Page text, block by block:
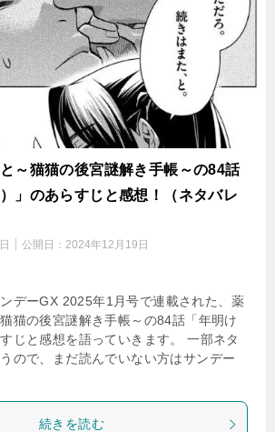
～猫猫の後宮謎解き手帳～の84話
）」のあらすじと感想！（ネタバレ
公開日： 2024年12月19日
デーGX 2025年1月号で連載された、薬
猫の後宮謎解き手帳～の84話「年明け
すじと感想を語っていきます。 一部ネタ
ので、まだ読んでいない方はサンデー
続きを読む